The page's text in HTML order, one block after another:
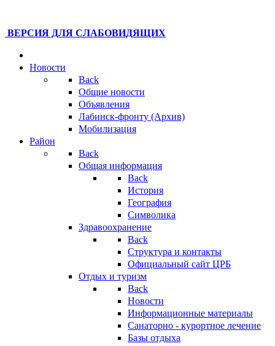
ВЕРСИЯ ДЛЯ СЛАБОВИДЯЩИХ
Новости
Back
Общие новости
Объявления
Лабинск-фронту (Архив)
Мобилизация
Район
Back
Общая информация
Back
История
География
Символика
Здравоохранение
Back
Структура и контакты
Официальный сайт ЦРБ
Отдых и туризм
Back
Новости
Информационные материалы
Санаторно - курортное лечение
Базы отдыха